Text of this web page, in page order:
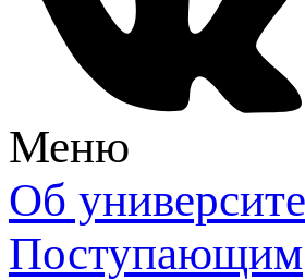
Меню
Об
Поступающим